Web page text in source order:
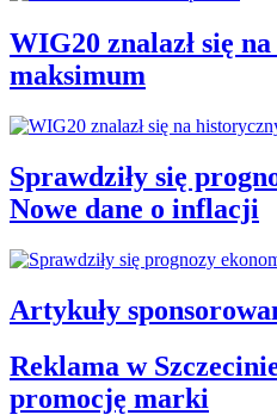
WIG20 znalazł się
maksimum
Sprawdziły się
Nowe dane o inflacji
Artykuły
Reklama w
promocję marki